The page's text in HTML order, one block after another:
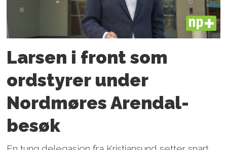
PLUS
Larsen i front som
ordstyrer under
Nordmøres Arendal-
besøk